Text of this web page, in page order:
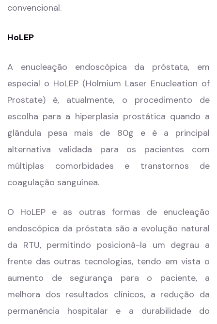
convencional.
HoLEP
A enucleação endoscópica da próstata, em
especial o HoLEP (Holmium Laser Enucleation of
Prostate) é, atualmente, o procedimento de
escolha para a hiperplasia prostática quando a
glândula pesa mais de 80g e é a principal
alternativa validada para os pacientes com
múltiplas comorbidades e transtornos de
coagulação sanguínea.
O HoLEP e as outras formas de enucleação
endoscópica da próstata são a evolução natural
da RTU, permitindo posicioná-la um degrau a
frente das outras tecnologias, tendo em vista o
aumento de segurança para o paciente, a
melhora dos resultados clínicos, a redução da
permanência hospitalar e a durabilidade do